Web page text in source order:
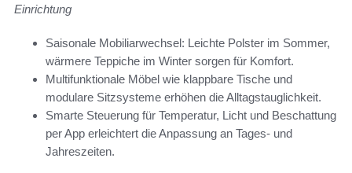
Einrichtung
Saisonale Mobiliarwechsel: Leichte Polster im Sommer,
wärmere Teppiche im Winter sorgen für Komfort.
Multifunktionale Möbel wie klappbare Tische und
modulare Sitzsysteme erhöhen die Alltagstauglichkeit.
Smarte Steuerung für Temperatur, Licht und Beschattung
per App erleichtert die Anpassung an Tages- und
Jahreszeiten.